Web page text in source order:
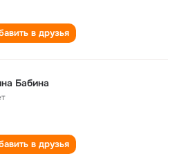
в друзья
Бабина
в друзья